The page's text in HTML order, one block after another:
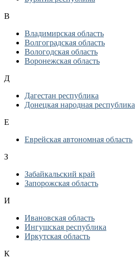
В
Владимирская область
Волгоградская область
Вологодская область
Воронежская область
Д
Дагестан республика
Донецкая народная республика
Е
Еврейская автономная область
З
Забайкальский край
Запорожская область
И
Ивановская область
Ингушская республика
Иркутская область
К